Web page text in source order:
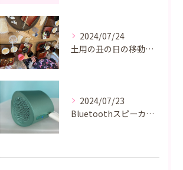
2024/07/24
土用の丑の日の移動支援はうなぎ！
2024/07/23
Bluetoothスピーカー買っちゃいました！